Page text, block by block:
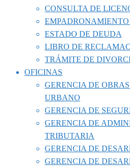
CONSULTA DE
EMPADRONAMIENTO
ESTADO DE DEUDA
LIBRO DE
TRÁMITE DE
OFICINAS
GERENCIA DE
URBANO
GERENCIA DE
GERENCIA DE
TRIBUTARIA
GERENCIA DE
GERENCIA DE